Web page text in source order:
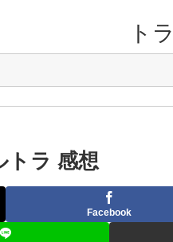
ト
トラ 感想
Facebook